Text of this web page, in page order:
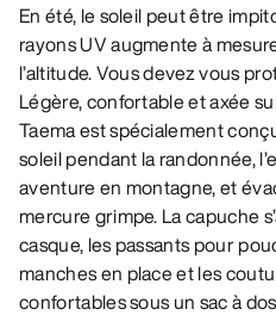
En été, le soleil peut être
rayons UV augmente à
l’altitude. Vous devez vous
Légère, confortable et axée
Taema est spécialement
soleil pendant la randonnée,
aventure en montagne, et
mercure grimpe. La capuche
casque, les passants pour
manches en place et les
confortables sous un sac à